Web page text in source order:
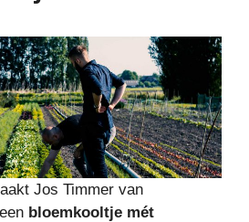
Jos Timmer van
bloemkooltje mét